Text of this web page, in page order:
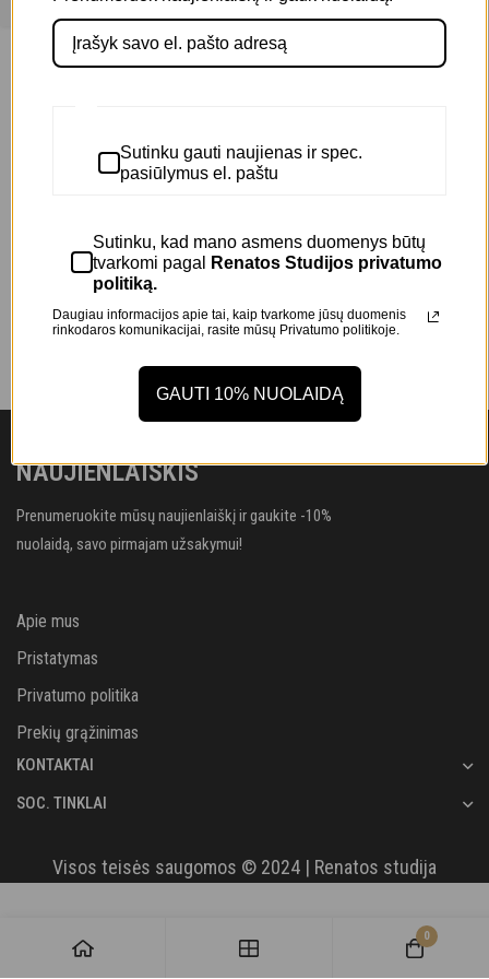
30,00€+
Filtruoti kategorijas
Prekės ženklas
NAUJIENLAIŠKIS
Prenumeruokite mūsų naujienlaiškį ir gaukite -10%
nuolaidą, savo pirmajam užsakymui!
Apie mus
Pristatymas
Privatumo politika
Prekių grąžinimas
KONTAKTAI
SOC. TINKLAI
Visos teisės saugomos © 2024 | Renatos studija
0
Sutinku gauti naujienas ir spec.
pasiūlymus el. paštu
Sutinku, kad mano asmens duomenys būtų
tvarkomi pagal
Renatos Studijos privatumo
politiką.
Daugiau informacijos apie tai, kaip tvarkome jūsų duomenis
rinkodaros komunikacijai, rasite mūsų Privatumo politikoje.
GAUTI 10% NUOLAIDĄ